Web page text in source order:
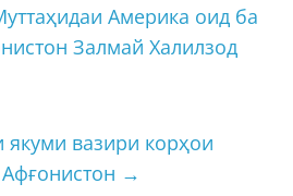
Америка оид ба
Залмай Халилзод
вазири корҳои
→